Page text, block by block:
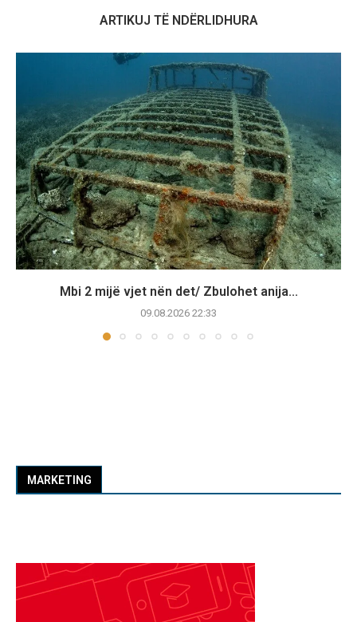
ARTIKUJ TË NDËRLIDHURA
Mbi 2 mijë vjet nën det/ Zbulohet anija...
09.08.2026 22:33
MARKETING